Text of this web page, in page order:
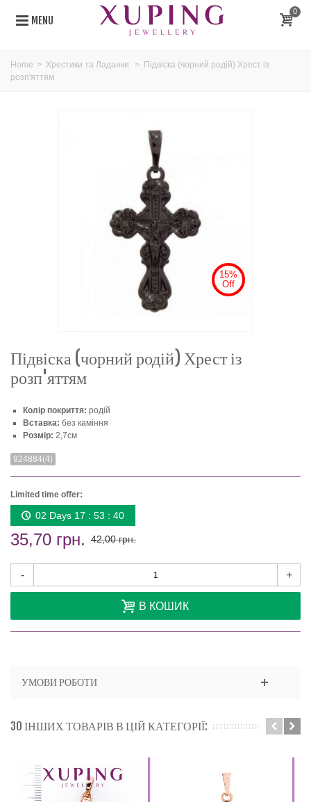
MENU
0
Home > Хрестики та Ладанки > Підвіска (чорний родій) Хрест із
розп'яттям
15%
Off
Підвіска (чорний родій) Хрест із
розп'яттям
Колір покриття: родій
Вставка: без каміння
Розмір: 2,7см
924884(4)
Limited time offer:
02 Days 17 : 53 : 40
35,70 грн. 42,00 грн.
- +
В КОШИК
УМОВИ РОБОТИ
30 ІНШИХ ТОВАРІВ В ЦІЙ КАТЕГОРІЇ: